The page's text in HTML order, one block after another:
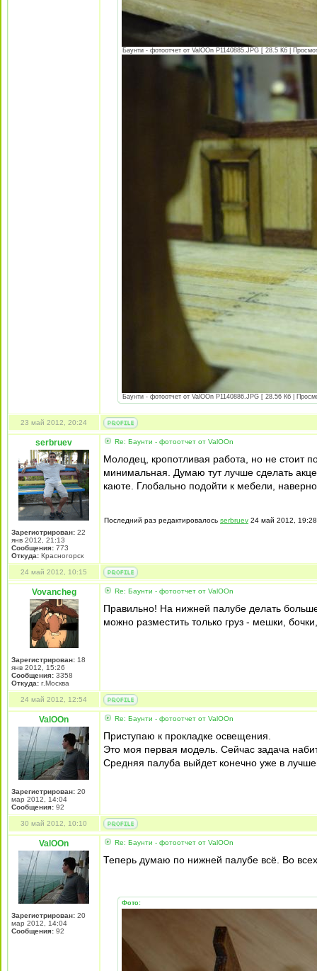
Баунти - фотоотчет от ValOOn P1140885.JPG [ 28.5 Кб |
Баунти - фотоотчет от ValOOn P1140886.JPG [ 28.56 Кб |
23 май 2012, 20:24
serbruev
Зарегистрирован: 22
янв 2012, 21:13
Сообщения: 773
Откуда: Красногорск
Re: Баунти - фотоотчет от ValOOn
Молодец, кропотливая работа, но не стоит
минимальная. Думаю тут лучше сделать
каюте. Глобально подойти к мебели,
Последний раз редактировалось serbruev 24 май 2012,
24 май 2012, 10:15
Vovancheg
Зарегистрирован: 18
янв 2012, 15:26
Сообщения: 3358
Откуда: г.Москва
Re: Баунти - фотоотчет от ValOOn
Правильно! На нижней палубе делать
можно разместить только груз - мешки,
24 май 2012, 12:54
ValOOn
Зарегистрирован: 20
мар 2012, 14:04
Сообщения: 92
Re: Баунти - фотоотчет от ValOOn
Приступаю к прокладке освещения.
Это моя первая модель. Сейчас задача
Средняя палуба выйдет конечно уже в
30 май 2012, 10:10
ValOOn
Зарегистрирован: 20
мар 2012, 14:04
Сообщения: 92
Re: Баунти - фотоотчет от ValOOn
Теперь думаю по нижней палубе всё. Во
Фото: